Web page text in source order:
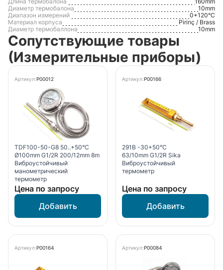
Диаметр термобалона
10mm
Диапазон измерений
0+120°С
Материал корпуса
Pirinç / Brass
Диаметр термобаллона
10mm
Сопутствующие товары
(Измерительные приборы)
Артикул:P00012
TDF100-50-G8 50..+50°С
Ø100mm G1/2R 200/12mm 8m
Виброустойчивый
манометрический
термометр
Цена по запросу
Артикул:P00166
291B -30+50°С
63/10mm G1/2R Sika
Виброустойчивый
термометр
Цена по запросу
Артикул:P00164 Артикул:P00084